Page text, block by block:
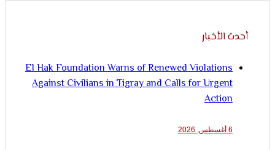
الأخبار
El Hak Foundation Warns of Renewed Violations
Against Civilians in Tigray and Calls for Urgent